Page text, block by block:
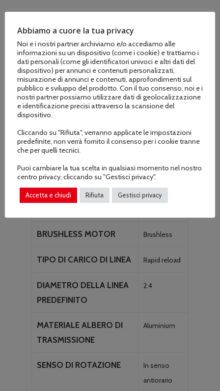
Informazioni aggiuntive
TENSIONE 56 V
BRUSHLESS MOTOR Brushless
TIPO DI CARICO DI LINEA Rapid reload
DIAMETRO DELLA LINEA
PREDEFINITO
2.4
MATERIALE ALBERO DI
TRASMISSIONE
Aluminium
SENSO DI ROTAZIONE
In senso
antiorario
Abbiamo a cuore la tua privacy
Noi e i nostri partner archiviamo e/o accediamo alle
informazioni su un dispositivo (come i cookie) e trattiamo i
dati personali (come gli identificatori univoci e altri dati del
dispositivo) per annunci e contenuti personalizzati,
misurazione di annunci e contenuti, approfondimenti sul
pubblico e sviluppo del prodotto. Con il tuo consenso, noi e i
nostri partner possiamo utilizzare dati di geolocalizzazione
e identificazione precisi attraverso la scansione del
dispositivo.
Cliccando su "Rifiuta", verranno applicate le impostazioni
predefinite, non verrà fornito il consenso per i cookie tranne
che per quelli tecnici.
Puoi cambiare la tua scelta in qualsiasi momento nel nostro
centro privacy, cliccando su "Gestisci privacy".
Accetta e chiudi Rifiuta Gestisci privacy